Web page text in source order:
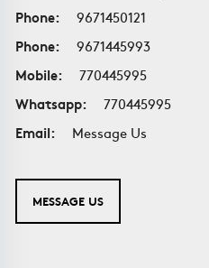
Phone:
9671450121
Phone:
9671445993
Mobile:
770445995
Whatsapp:
770445995
Email:
Message Us
MESSAGE US